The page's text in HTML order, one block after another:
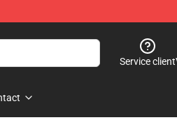
Service client